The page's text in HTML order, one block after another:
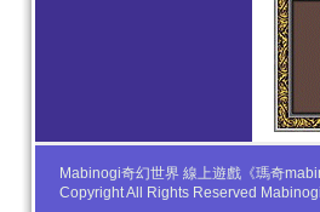
学生
Mabinogi奇幻世界 線上遊戲《瑪奇
Copyright All Rights Reserved